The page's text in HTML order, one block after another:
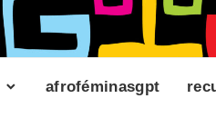
afroféminasgpt